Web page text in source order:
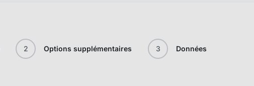
2 Options supplémentaires 3 Données